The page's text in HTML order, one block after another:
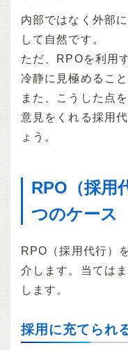
内部ではなく外部
して自然です。
ただ、RPOを利用
冷静に見極めるこ
また、こうした点
意見をくれる採用
ょう。
RPO（採用
つのケース
RPO（採用代行）
介します。当ては
します。
採用に充てられ